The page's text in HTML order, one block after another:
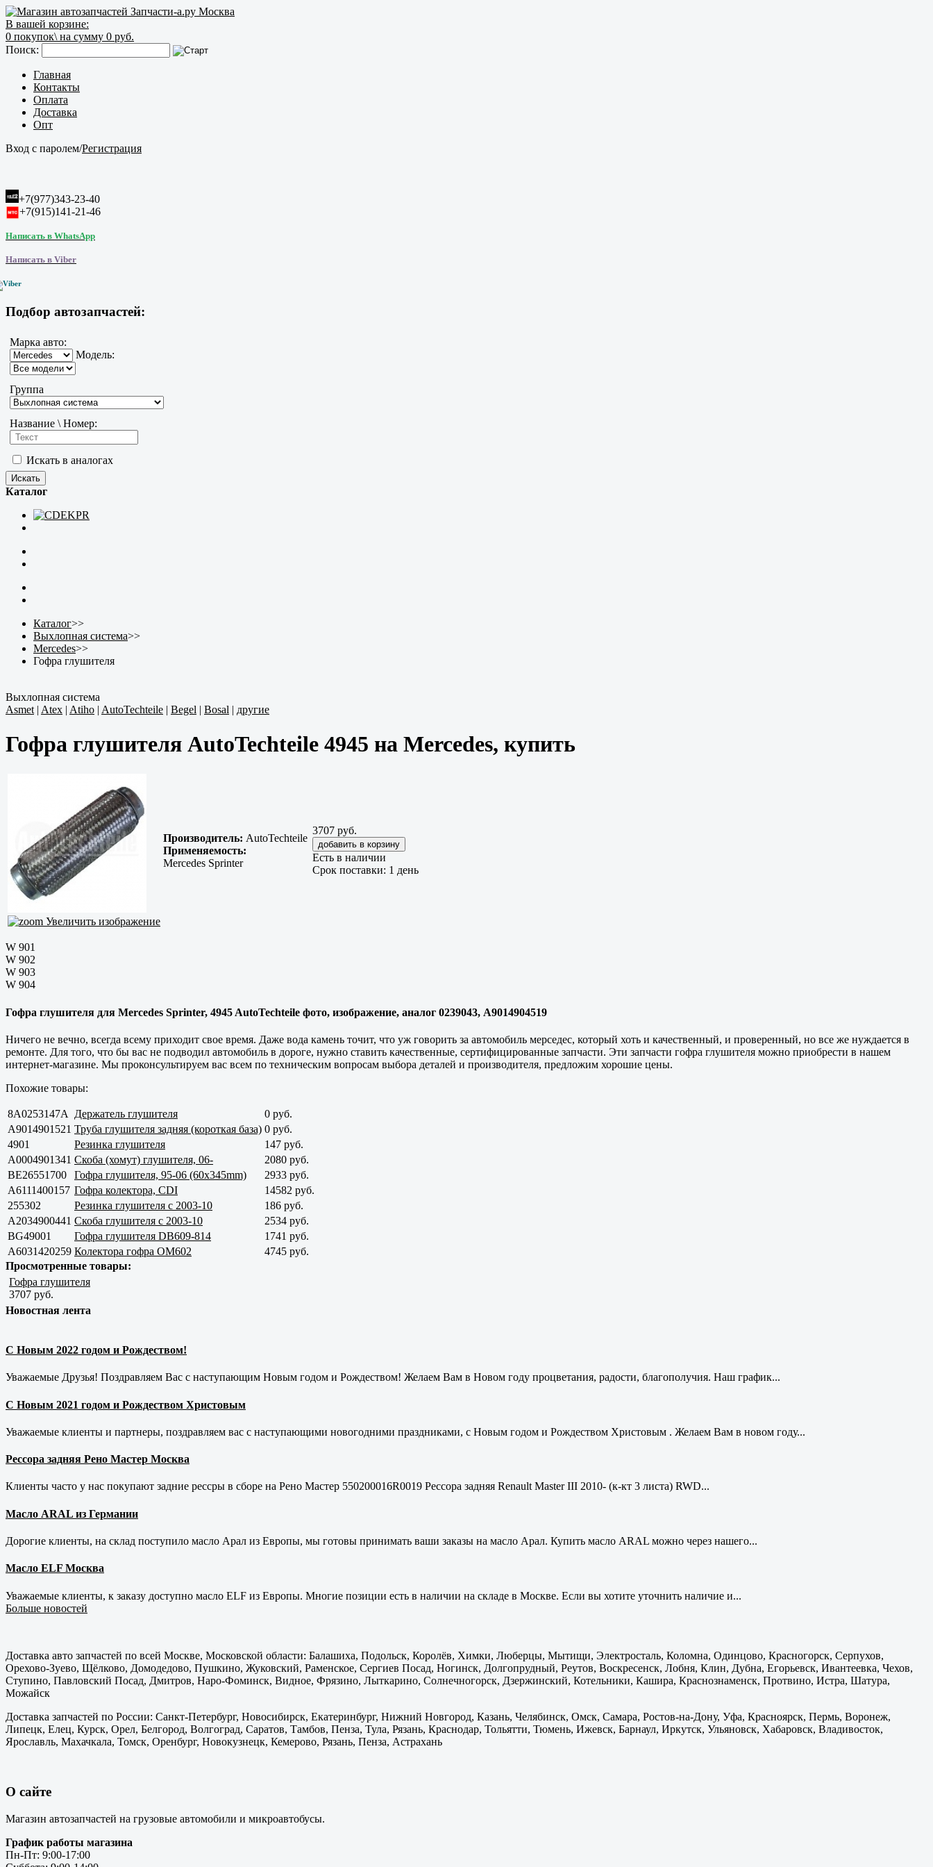
В вашей корзине:
0 покупок\ на сумму 0 руб.
Поиск:
Главная
Контакты
Оплата
Доставка
Опт
Вход с паролем/Регистрация
+7(977)343-23-40
+7(915)141-21-46
Написать в WhatsApp
Написать в Viber
Подбор автозапчастей:
Марка авто:
Модель:
Группа
Название \ Номер:
Искать в аналогах
Каталог
Каталог>>
Выхлопная система>>
Mercedes>>
Гофра глушителя
Выхлопная система
Asmet| Atex | Atiho | AutoTechteile | Begel | Bosal | другие
Гофра глушителя AutoTechteile 4945 на Mercedes, купить
Увеличить изображение
Производитель: AutoTechteile
Применяемость:
Mercedes Sprinter
3707 руб.
Есть в наличии
Срок поставки: 1 день
W 901
W 902
W 903
W 904
Гофра глушителя для Mercedes Sprinter, 4945 AutoTechteile фото, изображение, аналог 0239043, A9014904519
Ничего не вечно, всегда всему приходит свое время. Даже вода камень точит, что уж говорить за автомобиль мерседес, который хоть и качественный, и проверенный, но все же нуждается в
ремонте. Для того, что бы вас не подводил автомобиль в дороге, нужно ставить качественные, сертифицированные запчасти. Эти запчасти гофра глушителя можно приобрести в нашем
интернет-магазине. Мы проконсультируем вас всем по техническим вопросам выбора деталей и производителя, предложим хорошие цены.
Похожие товары:
8A0253147A Держатель глушителя
0 руб.
A9014901521 Труба глушителя задняя (короткая база) 0 руб.
4901
Резинка глушителя
147 руб.
A0004901341 Скоба (хомут) глушителя, 06-
2080 руб.
BE26551700
Гофра глушителя, 95-06 (60x345mm)
2933 руб.
A6111400157 Гофра колектора, СDI
14582 руб.
255302
Резинка глушителя с 2003-10
186 руб.
A2034900441 Скоба глушителя с 2003-10
2534 руб.
BG49001
Гофра глушителя DB609-814
1741 руб.
A6031420259 Колектора гофра ОМ602
4745 руб.
Просмотренные товары:
Гофра глушителя
3707 руб.
Новостная лента
С Новым 2022 годом и Рождеством!
Уважаемые Друзья! Поздравляем Вас с наступающим Новым годом и Рождеством! Желаем Вам в Новом году процветания, радости, благополучия. Наш график...
С Новым 2021 годом и Рождеством Христовым
Уважаемые клиенты и партнеры, поздравляем вас с наступающими новогодними праздниками, с Новым годом и Рождеством Христовым . Желаем Вам в новом году...
Рессора задняя Рено Мастер Москва
Клиенты часто у нас покупают задние рессры в сборе на Рено Мастер 550200016R0019 Рессора задняя Renault Master III 2010- (к-кт 3 листа) RWD...
Масло ARAL из Германии
Дорогие клиенты, на склад поступило масло Арал из Европы, мы готовы принимать ваши заказы на масло Арал. Купить масло ARAL можно через нашего...
Масло ELF Москва
Уважаемые клиенты, к заказу доступно масло ELF из Европы. Многие позиции есть в наличии на складе в Москве. Если вы хотите уточнить наличие и...
Больше новостей
Доставка авто запчастей по всей Москве, Московской области: Балашиха, Подольск, Королёв, Химки, Люберцы, Мытищи, Электросталь, Коломна, Одинцово, Красногорск, Серпухов,
Орехово-Зуево, Щёлково, Домодедово, Пушкино, Жуковский, Раменское, Сергиев Посад, Ногинск, Долгопрудный, Реутов, Воскресенск, Лобня, Клин, Дубна, Егорьевск, Ивантеевка, Чехов,
Ступино, Павловский Посад, Дмитров, Наро-Фоминск, Видное, Фрязино, Лыткарино, Солнечногорск, Дзержинский, Котельники, Кашира, Краснознаменск, Протвино, Истра, Шатура,
Можайск
Доставка запчастей по России: Санкт-Петербург, Новосибирск, Екатеринбург, Нижний Новгород, Казань, Челябинск, Омск, Самара, Ростов-на-Дону, Уфа, Красноярск, Пермь, Воронеж,
Липецк, Елец, Курск, Орел, Белгород, Волгоград, Саратов, Тамбов, Пенза, Тула, Рязань, Краснодар, Тольятти, Тюмень, Ижевск, Барнаул, Иркутск, Ульяновск, Хабаровск, Владивосток,
Ярославль, Махачкала, Томск, Оренбург, Новокузнецк, Кемерово, Рязань, Пенза, Астрахань
О сайте
Магазин автозапчастей на грузовые автомобили и микроавтобусы.
График работы магазина
Пн-Пт: 9:00-17:00